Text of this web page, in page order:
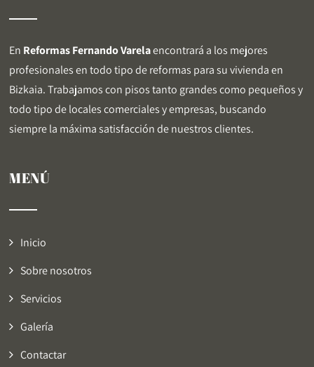
En Reformas Fernando Varelaencontrará a los mejores
profesionales en todo tipo de reformas para su vivienda en
Bizkaia. Trabajamos con pisos tanto grandes como pequeños y
todo tipo de locales comerciales y empresas, buscando
siempre la máxima satisfacción de nuestros clientes.
MENÚ
Inicio
Sobre nosotros
Servicios
Galería
Contactar